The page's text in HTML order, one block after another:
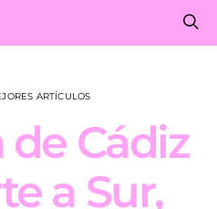
ARTÍCULOS
de Cádiz
a Sur,